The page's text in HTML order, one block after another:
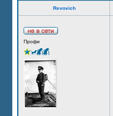
Revovich
Профи